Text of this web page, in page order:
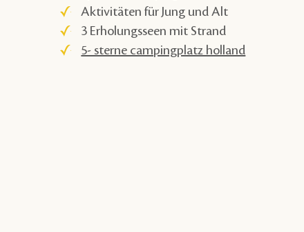
Aktivitäten für Jung und Alt
3 Erholungsseen mit Strand
5- sterne campingplatz holland